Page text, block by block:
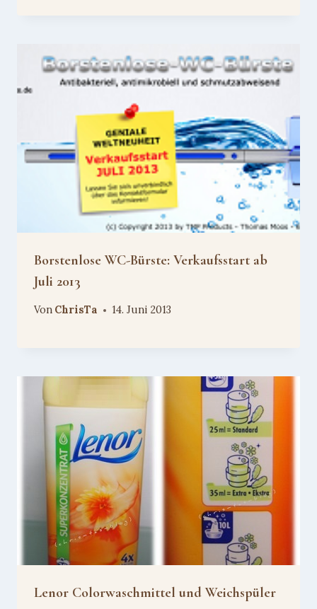
Borstenlose WC-Bürste: Verkaufsstart ab
Juli 2013
Von ChrisTa 14. Juni 2013
Lenor Colorwaschmittel und Weichspüler